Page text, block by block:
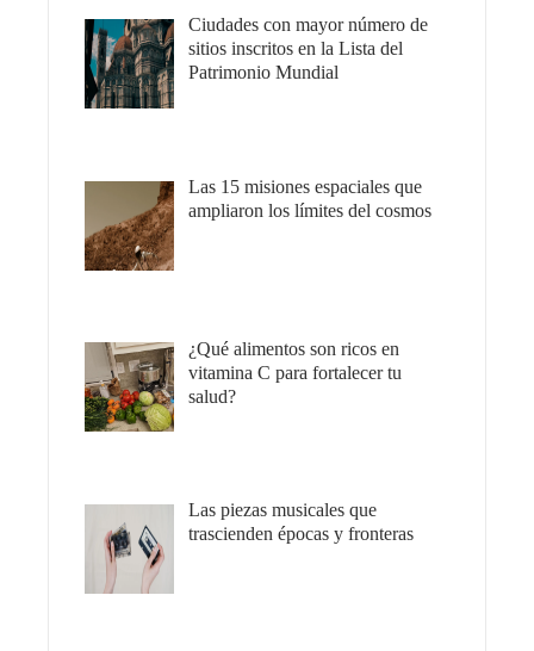
Ciudades con mayor número de
sitios inscritos en la Lista del
Patrimonio Mundial
Las 15 misiones espaciales que
ampliaron los límites del cosmos
¿Qué alimentos son ricos en
vitamina C para fortalecer tu
salud?
Las piezas musicales que
trascienden épocas y fronteras